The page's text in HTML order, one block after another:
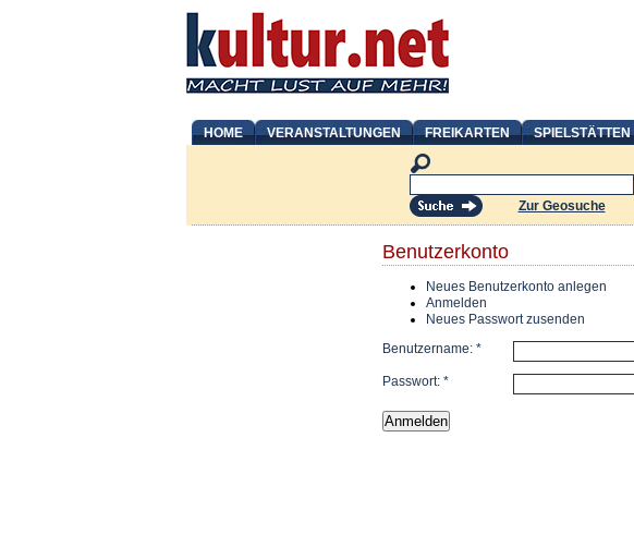
HOME VERANSTALTUNGEN FREIKARTEN SPIELSTÄTTEN
Zur Geosuche
Benutzerkonto
Neues Benutzerkonto anlegen
Anmelden
Neues Passwort zusenden
Benutzername: *
Passwort: *